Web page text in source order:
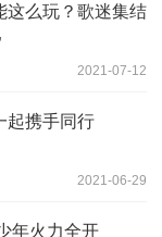
这么玩？歌迷集结
2021-07-12
起携手同行
2021-06-29
年火力全开